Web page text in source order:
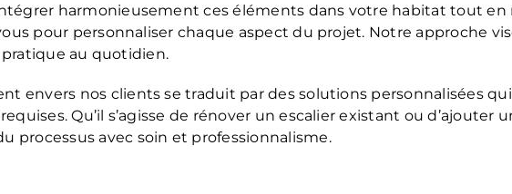
harmonieusement ces éléments dans votre habitat tout
pour personnaliser chaque aspect du projet. Notre approche
au quotidien.
envers nos clients se traduit par des solutions personnalisées
Qu’il s’agisse de rénover un escalier existant ou
processus avec soin et professionnalisme.